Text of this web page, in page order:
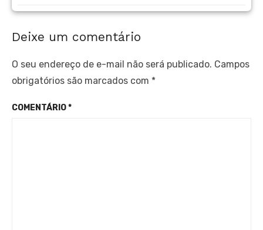
Deixe um comentário
O seu endereço de e-mail não será publicado. Campos
obrigatórios são marcados com *
COMENTÁRIO*